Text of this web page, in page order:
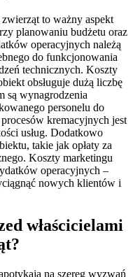
to ważny aspekt
planowaniu budżetu oraz
operacyjnych należą
do funkcjonowania
technicznych. Koszty
obsługuje dużą liczbę
są wynagrodzenia
personelu do
kremacyjnych jest
usług. Dodatkowo
takie jak opłaty za
Koszty marketingu
operacyjnych –
nowych klientów i
właścicielami
na szereg wyzwań